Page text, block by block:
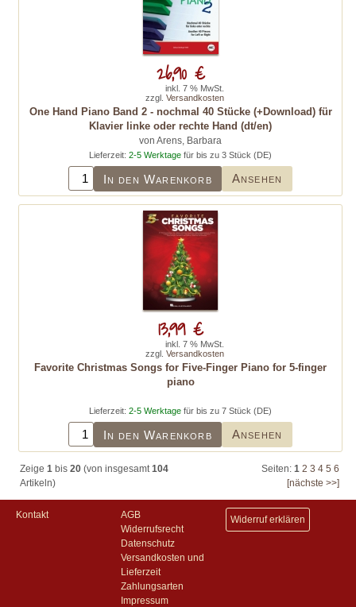
One Hand Piano Band 2 - nochmal 40 Stücke (+Download) für
Klavier linke oder rechte Hand (dt/en)
von Arens, Barbara
Lieferzeit: 2-5 Werktage für bis zu 3 Stück (DE)
In den Warenkorb Ansehen
26,90 €
inkl. 7 % MwSt.
zzgl. Versandkosten
Favorite Christmas Songs for Five-Finger Piano for 5-finger
piano
Lieferzeit: 2-5 Werktage für bis zu 7 Stück (DE)
In den Warenkorb Ansehen
13,99 €
inkl. 7 % MwSt.
zzgl. Versandkosten
Zeige 1 bis 20 (von insgesamt104
Artikeln)
Seiten: 1 2 3 4 5 6
[nächste >>]
Kontakt
AGB
Widerrufsrecht
Datenschutz
Versandkosten und
Lieferzeit
Zahlungsarten
Impressum
Widerruf erklären